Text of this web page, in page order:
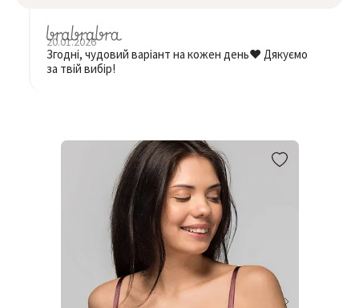
20.01.2026
Згодні, чудовий варіант на кожен день❤️ Дякуємо
за твій вибір!